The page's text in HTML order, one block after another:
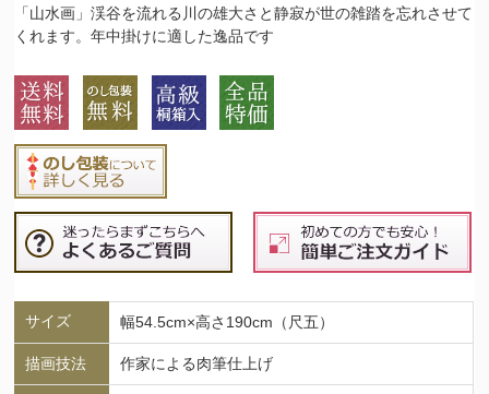
「山水画」渓谷を流れる川の雄大さと静寂が世の雑踏を忘れさせて
くれます。年中掛けに適した逸品です
サイズ 幅54.5cm×高さ190cm（尺五）
描画技法 作家による肉筆仕上げ